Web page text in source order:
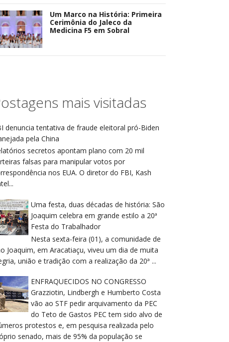
Um Marco na História: Primeira
Cerimônia do Jaleco da
Medicina F5 em Sobral
mais visitadas
denuncia tentativa de fraude eleitoral pró-Biden
pela China
secretos apontam plano com 20 mil
falsas para manipular votos por
nos EUA. O diretor do FBI, Kash
Uma festa, duas décadas de história: São
Joaquim celebra em grande estilo a 20ª
Festa do Trabalhador
Nesta sexta-feira (01), a comunidade de
Joaquim, em Aracatiaçu, viveu um dia de muita
união e tradição com a realização da 20ª ...
ENFRAQUECIDOS NO CONGRESSO
Grazziotin, Lindbergh e Humberto Costa
vão ao STF pedir arquivamento da PEC
do Teto de Gastos PEC tem sido alvo de
protestos e, em pesquisa realizada pelo
senado, mais de 95% da população se